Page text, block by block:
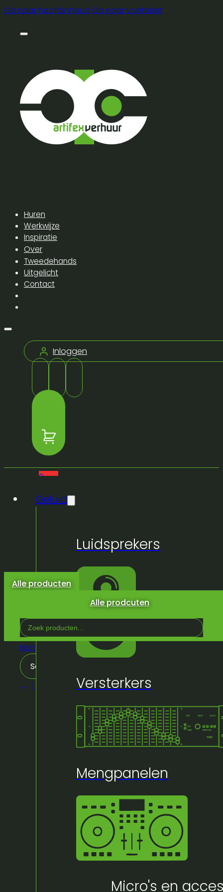
Ga naar hoofdinhoud Ga naar voettekst
Huren
Werkwijze
Inspiratie
Over
Tweedehands
Uitgelicht
Contact
Alle prodcuten
Inloggen
0
producten
winkelwagen.
Geluid
Luidsprekers
Versterkers
Mengpanelen
Micro's en
Alle producten
Search
...
Home
Licht & Effeckten/Lichtsturing
Sorteren op
← Lichtsturing